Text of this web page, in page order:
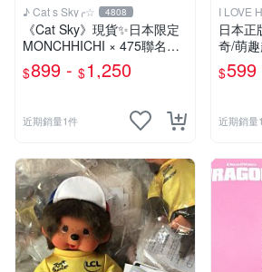
♪ Cat s Sky╭☆ 4808
《Cat Sky》現貨✨️日本限定
MONCHHICHI × 475聯名款
夢奇奇
$899 - $1,250
近期銷量1件
I LOVE
日本正
奇/萌
$599
近期銷量